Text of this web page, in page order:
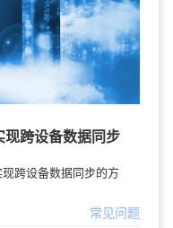
跨设备数据同步
跨设备数据同步的方
常见问题